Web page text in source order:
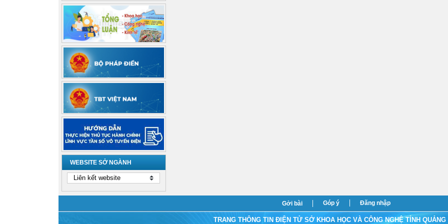
WEBSITE SỞ NGÀNH
Gởi bài Góp ý Đăng nhập
TRANG THÔNG TIN ĐIỆN TỬ SỞ KHOA HỌC VÀ CÔNG NGHỆ TỈNH QUẢNG